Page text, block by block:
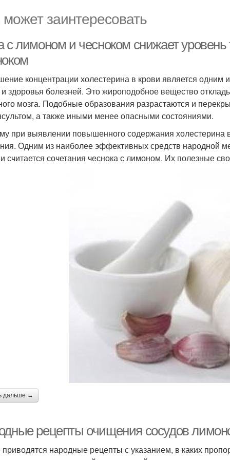
заинтересовать
с лимоном и чесноком снижает
концентрации холестерина в крови является одним
здоровья болезней. Это жироподобное вещество
мозга. Подобные образования разрастаются и
а также иными менее опасными состояниями.
при выявлении повышенного содержания холестерина
Одним из наиболее эффективных средств народной
считается сочетания чеснока с лимоном. Их полезные
дальше →
рецепты очищения сосудов
народные рецепты с указанием, в каких